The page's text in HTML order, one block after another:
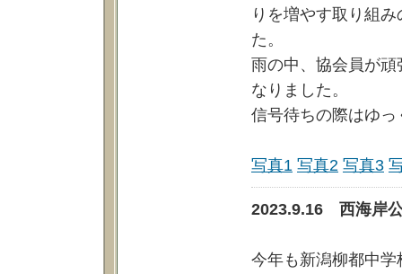
りを増やす取り組
た。
雨の中、協会員が
なりました。
信号待ちの際はゆ
写真1 写真2 写真3
2023.9.16 西海岸
今年も新潟柳都中